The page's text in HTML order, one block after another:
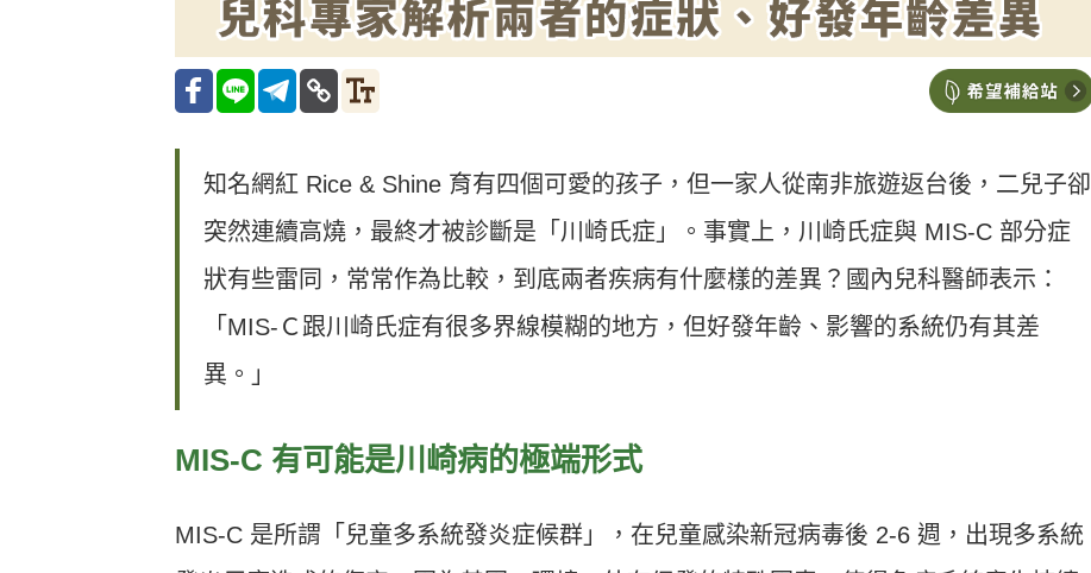
知名網紅 Rice & Shine 育有四個可愛的孩子，但一家人從南非旅遊返台後，二兒子卻
突然連續高燒，最終才被診斷是「川崎氏症」。事實上，川崎氏症與 MIS-C 部分症
狀有些雷同，常常作為比較，到底兩者疾病有什麼樣的差異？國內兒科醫師表示：
「MIS-Ｃ跟川崎氏症有很多界線模糊的地方，但好發年齡、影響的系統仍有其差
異。」
MIS-C 有可能是川崎病的極端形式
MIS-C 是所謂「兒童多系統發炎症候群」，在兒童感染新冠病毒後 2-6 週，出現多系統